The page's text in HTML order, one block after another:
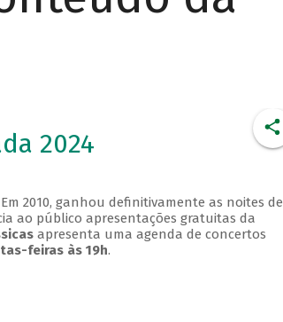
2024
2010, ganhou definitivamente as noites de
ao público apresentações gratuitas da
apresenta uma agenda de concertos
feiras às 19h.